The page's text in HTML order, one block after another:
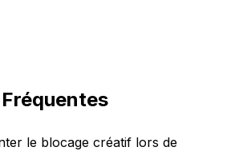
le blocage créatif lors de